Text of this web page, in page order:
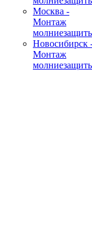
Москва -
Монтаж
Новосибирск
Монтаж